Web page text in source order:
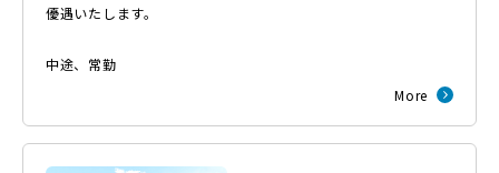
優遇いたします。
中途、 常勤
More